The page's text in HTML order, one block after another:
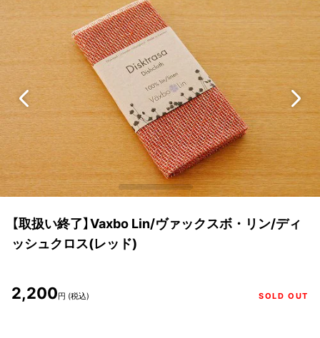
【取扱い終了】Vaxbo Lin/ヴァックスボ・リン/ディ
ッシュクロス(レッド)
2,200円 (税込) SOLD OUT